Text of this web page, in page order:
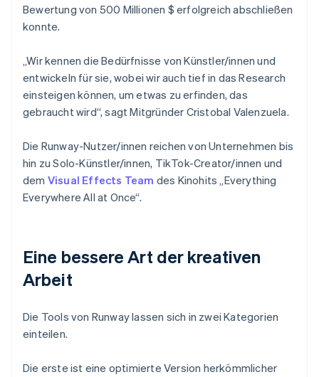
Bewertung von 500 Millionen $ erfolgreich abschließen
konnte.
„Wir kennen die Bedürfnisse von Künstler/innen und
entwickeln für sie, wobei wir auch tief in das Research
einsteigen können, um etwas zu erfinden, das
gebraucht wird“, sagt Mitgründer Cristobal Valenzuela.
Die Runway-Nutzer/innen reichen von Unternehmen bis
hin zu Solo-Künstler/innen, TikTok-Creator/innen und
dem Visual Effects Team des Kinohits „Everything
Everywhere All at Once“.
Eine bessere Art der kreativen
Arbeit
Die Tools von Runway lassen sich in zwei Kategorien
einteilen.
Die erste ist eine optimierte Version herkömmlicher